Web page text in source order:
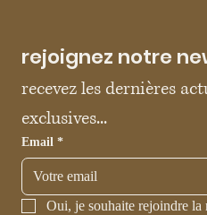
rejoignez notre
recevez les dernières
exclusives...
Email *
Oui, je souhaite rejoindre la